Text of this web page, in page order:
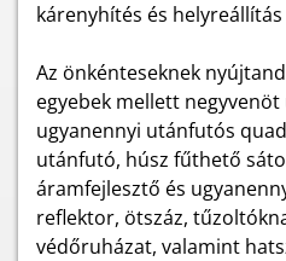
kárenyhítés és
Az önkénteseknek
egyebek mellett
ugyanennyi utánfutós
utánfutó, húsz fűthető
áramfejlesztő és
reflektor, ötszáz,
védőruházat, valamint